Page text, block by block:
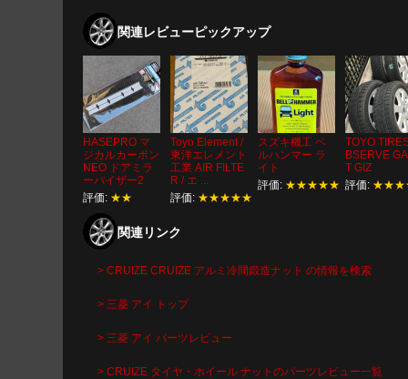
関連レビューピックアップ
HASEPRO マ
ジカルカーボン
NEO ドアミラ
ーバイザー2
評価: ★★
Toyo Element /
東洋エレメント
工業 AIR FILTE
R / エ ...
評価: ★★★★★
スズキ機工 ベ
ルハンマー ラ
イト
評価: ★★★★★
TOYO
BSERVE
T GIZ
評価:
関連リンク
> CRUIZE CRUIZE アルミ冷間鍛造ナット の情報を検索
> 三菱 アイ トップ
> 三菱 アイ パーツレビュー
> CRUIZE タイヤ・ホイール ナットのパーツレビュー一覧